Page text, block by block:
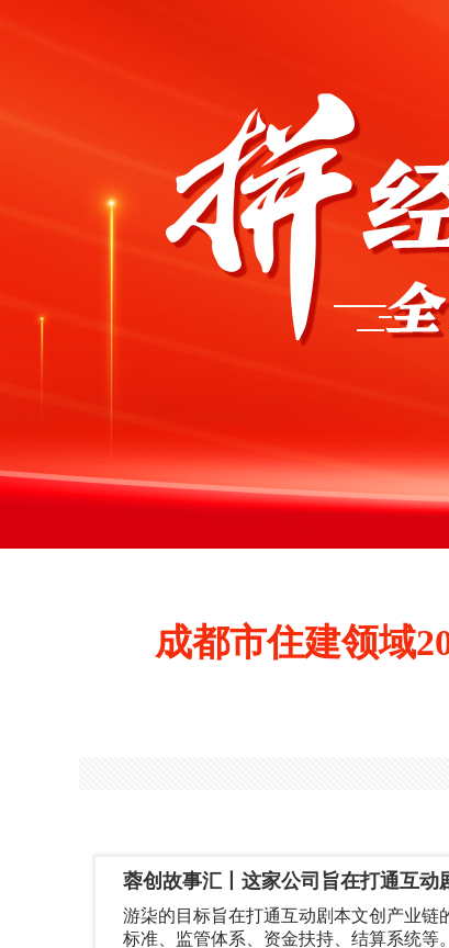
成都市住建领域
蓉创故事汇丨这家公司旨在打通互动
游柒的目标旨在打通互动剧本文创产业链
标准、监管体系、资金扶持、结算系统等。